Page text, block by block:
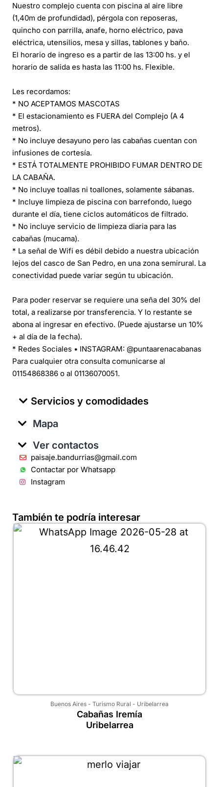
Nuestro complejo cuenta con piscina al aire libre
(1,40m de profundidad), pérgola con reposeras,
quincho con parrilla, anafe, horno eléctrico, pava
eléctrica, utensilios, mesa y sillas, tablones y baño.
El horario de ingreso es a partir de las 13:00 hs. y el
horario de salida es hasta las 11:00 hs. Flexible.
Les recordamos:
* NO ACEPTAMOS MASCOTAS
* El estacionamiento es FUERA del Complejo (A 4
metros).
* No incluye desayuno pero las cabañas cuentan con
infusiones de cortesía.
* ESTÁ TOTALMENTE PROHIBIDO FUMAR DENTRO DE
LA CABAÑA.
* No incluye toallas ni toallones, solamente sábanas.
* Incluye limpieza de piscina con barrefondo, luego
durante el día, tiene ciclos automáticos de filtrado.
* No incluye servicio de limpieza diaria para las
cabañas (mucama).
* La señal de Wifi es débil debido a nuestra ubicación
lejos del casco de San Pedro, en una zona semirural. La
conectividad puede variar según tu ubicación.
Para poder reservar se requiere una seña del 30% del
total, a realizarse por transferencia. Y lo restante se
abona al ingresar en efectivo. (Puede ajustarse un 10%
+ al día de la fecha).
* Redes Sociales • INSTAGRAM: @puntaarenacabanas
Para cualquier otra consulta comunicarse al
01154868386 o al 01136070051.
Servicios y comodidades
Mapa
Ver contactos
paisaje.bandurrias@gmail.com
Contactar por Whatsapp
Instagram
También te podría interesar
Buenos Aires - Turismo Rural - Uribelarrea
Cabañas Iremía
Uribelarrea